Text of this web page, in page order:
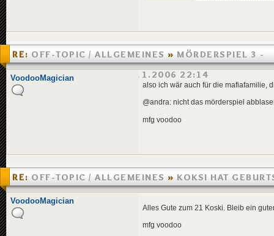
RE: OFF-TOPIC / ALLGEMEINES » MÖRDERSPIEL 3 -
AUSTRAGUNGSORT
23.11.2006 22:14
VoodooMagician
also ich wär auch für die mafiafamilie,
@andra: nicht das mörderspiel
mfg voodoo
RE: OFF-TOPIC / ALLGEMEINES » KOKSI HAT
»16.11.2006 19:39
VoodooMagician
Alles Gute zum 21 Koski. Bleib ein
mfg voodoo